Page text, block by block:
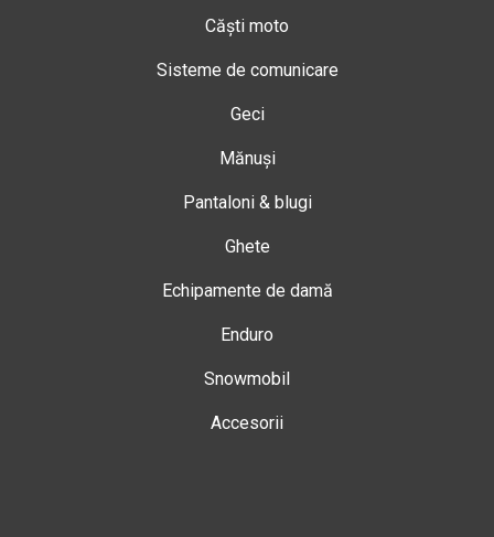
Căști moto
Sisteme de comunicare
Geci
Mănuși
Pantaloni & blugi
Ghete
Echipamente de damă
Enduro
Snowmobil
Accesorii